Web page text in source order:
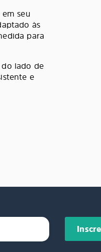
seu
às
para
do lado de
e